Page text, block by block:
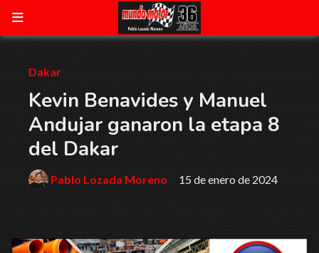
Kevin Benavides y Manuel
Andujar ganaron la etapa 8
del Dakar
Dakar
15 de enero de 2024
Pablo Lozada Moreno